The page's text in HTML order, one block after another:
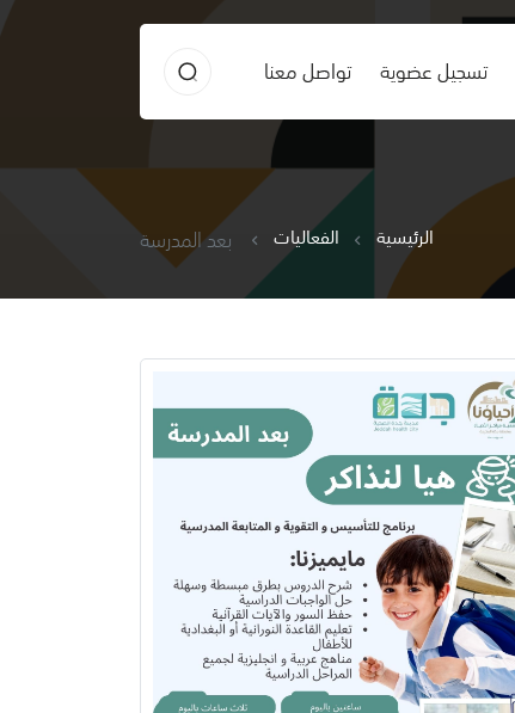
تسجيل عضوية تواصل معنا
الرئيسية الفعاليات بعد المدرسة